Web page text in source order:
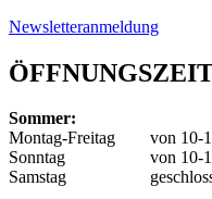
Newsletteranmeldung
Sommer:
Montag-Freitag
von 10-
Sonntag
von 10-
Samstag